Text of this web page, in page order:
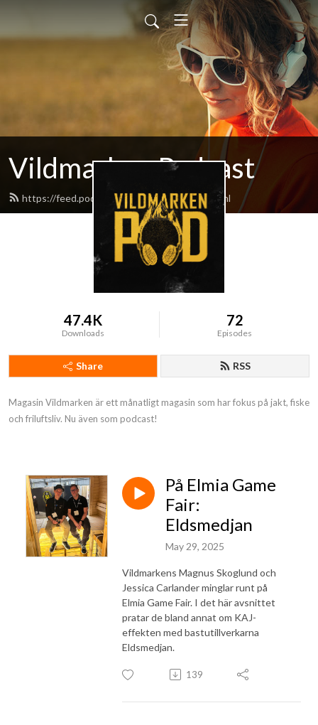
Vildmarken Podcast
https://feed.podbean.com/vildmarken/feed.xml
47.4K
Downloads
72
Episodes
Share RSS
Magasin Vildmarken är ett månatligt magasin som har fokus på jakt, fiske
och friluftsliv. Nu även som podcast!
På Elmia Game
Fair:
Eldsmedjan
May 29, 2025
Vildmarkens Magnus Skoglund och
Jessica Carlander minglar runt på
Elmia Game Fair. I det här avsnittet
pratar de bland annat om KAJ-
effekten med bastutillverkarna
Eldsmedjan.
139